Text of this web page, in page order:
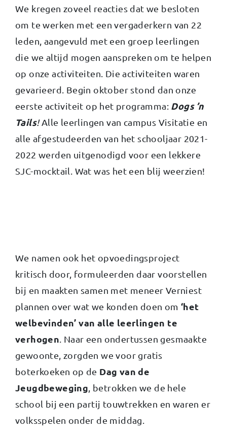
We kregen zoveel reacties dat we besloten
om te werken met een vergaderkern van 22
leden, aangevuld met een groep leerlingen
die we altijd mogen aanspreken om te helpen
op onze activiteiten. Die activiteiten waren
gevarieerd. Begin oktober stond dan onze
eerste activiteit op het programma: Dogs ’n
Tails!Alle leerlingen van campus Visitatie en
alle afgestudeerden van het schooljaar 2021-
2022 werden uitgenodigd voor een lekkere
SJC-mocktail. Wat was het een blij weerzien!
We namen ook het opvoedingsproject
kritisch door, formuleerden daar voorstellen
bij en maakten samen met meneer Verniest
plannen over wat we konden doen om ‘het
welbevinden’ van alle leerlingen te
verhogen . Naar een ondertussen gesmaakte
gewoonte, zorgden we voor gratis
boterkoeken op de Dag van de
Jeugdbeweging , betrokken we de hele
school bij een partij touwtrekken en waren er
volksspelen onder de middag.